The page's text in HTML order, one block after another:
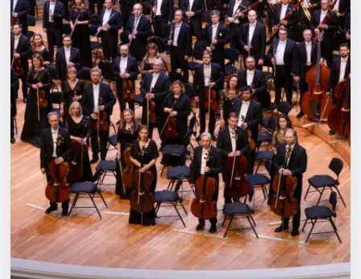
Города
Площадки
Артисты
Рейтинги